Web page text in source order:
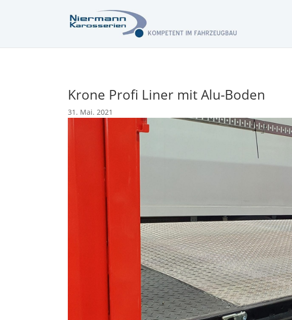
Krone Profi Liner mit Alu-Boden
31. Mai. 2021